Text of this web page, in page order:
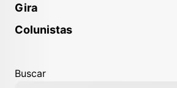
Gira
Colunistas
Buscar